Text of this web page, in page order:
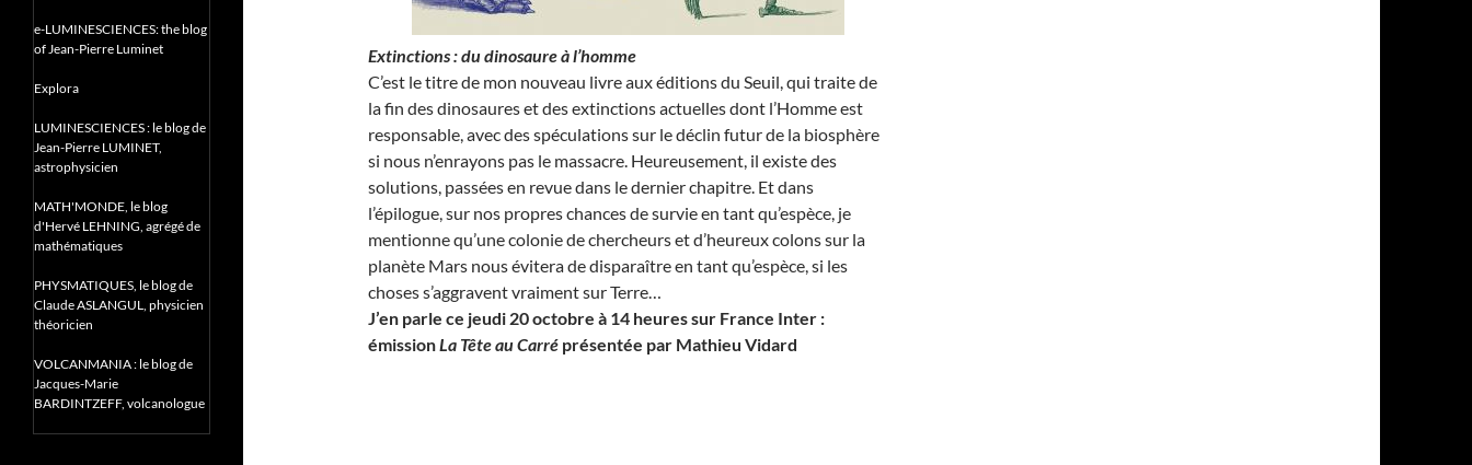
Extinctions : du dinosaure à l’homme
C’est le titre de mon nouveau livre aux éditions du Seuil, qui traite de
la fin des dinosaures et des extinctions actuelles dont l’Homme est
responsable, avec des spéculations sur le déclin futur de la biosphère
si nous n’enrayons pas le massacre. Heureusement, il existe des
solutions, passées en revue dans le dernier chapitre. Et dans
l’épilogue, sur nos propres chances de survie en tant qu’espèce, je
mentionne qu’une colonie de chercheurs et d’heureux colons sur la
planète Mars nous évitera de disparaître en tant qu’espèce, si les
choses s’aggravent vraiment sur Terre…
J’en parle ce jeudi 20 octobre à 14 heures sur France Inter :
émissionLa Tête au Carré présentée par Mathieu Vidard
e-LUMINESCIENCES: the blog
of Jean-Pierre Luminet
Explora
LUMINESCIENCES : le blog de
Jean-Pierre LUMINET,
astrophysicien
MATH'MONDE, le blog
d'Hervé LEHNING, agrégé de
mathématiques
PHYSMATIQUES, le blog de
Claude ASLANGUL, physicien
théoricien
VOLCANMANIA : le blog de
Jacques-Marie
BARDINTZEFF, volcanologue